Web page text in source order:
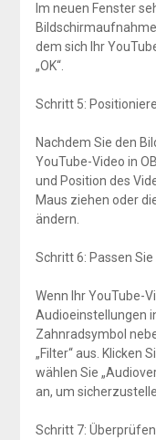
Im neuen Fenster
dem sich Ihr
„OK“.
Schritt 5:
Nachdem Sie den
YouTube-Video in
und Position des
Maus ziehen oder
ändern.
Schritt 6: Passen
Wenn Ihr YouTube-
Audioeinstellungen
Zahnradsymbol
„Filter“ aus. Klicken
wählen Sie
an, um
Schritt 7: